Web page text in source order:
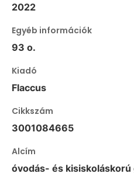
2022
Egyéb információk
93 o.
Kiadó
Flaccus
Cikkszám
3001084665
Alcím
óvodás- és